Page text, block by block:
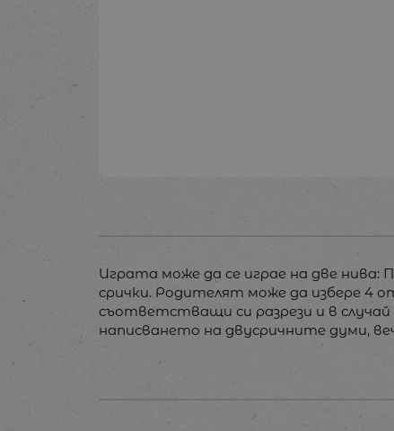
Играта може да се играе на две
срички. Родителят може да избере 4
съответстващи си разрези и в
написването на двусричните думи,